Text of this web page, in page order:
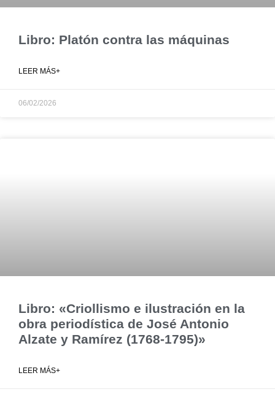
Libro: Platón contra las máquinas
LEER MÁS+
06/02/2026
Libro: «Criollismo e ilustración en la
obra periodística de José Antonio
Alzate y Ramírez (1768-1795)»
LEER MÁS+